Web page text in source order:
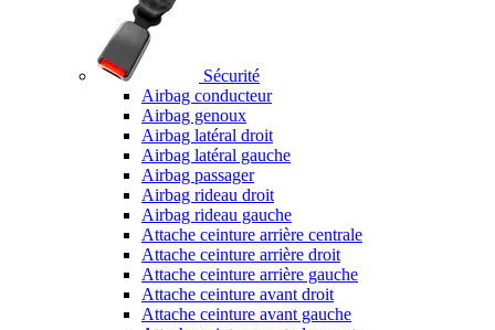
Sécurité
Airbag conducteur
Airbag genoux
Airbag latéral droit
Airbag latéral gauche
Airbag passager
Airbag rideau droit
Airbag rideau gauche
Attache ceinture arrière centrale
Attache ceinture arrière droit
Attache ceinture arrière gauche
Attache ceinture avant droit
Attache ceinture avant gauche